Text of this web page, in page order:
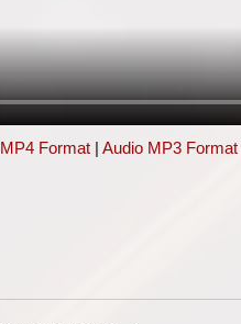
MP4 Format| Audio MP3 Format